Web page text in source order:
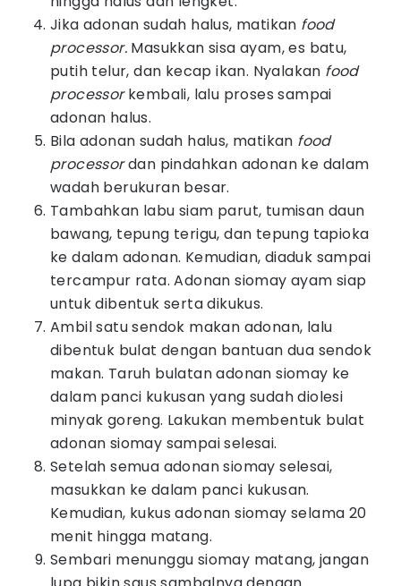
Jika adonan sudah halus, matikan food
processor. Masukkan sisa ayam, es batu,
putih telur, dan kecap ikan. Nyalakan food
processorkembali, lalu proses sampai
adonan halus.
Bila adonan sudah halus, matikan food
processordan pindahkan adonan ke dalam
wadah berukuran besar.
Tambahkan labu siam parut, tumisan daun
bawang, tepung terigu, dan tepung tapioka
ke dalam adonan. Kemudian, diaduk sampai
tercampur rata. Adonan siomay ayam siap
untuk dibentuk serta dikukus.
Ambil satu sendok makan adonan, lalu
dibentuk bulat dengan bantuan dua sendok
makan. Taruh bulatan adonan siomay ke
dalam panci kukusan yang sudah diolesi
minyak goreng. Lakukan membentuk bulat
adonan siomay sampai selesai.
Setelah semua adonan siomay selesai,
masukkan ke dalam panci kukusan.
Kemudian, kukus adonan siomay selama 20
menit hingga matang.
Sembari menunggu siomay matang, jangan